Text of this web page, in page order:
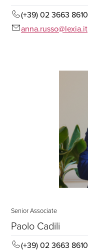
(+39) 02 3663 8610
anna.russo@lexia.it
Senior Associate
Paolo Cadili
(+39) 02 3663 8610